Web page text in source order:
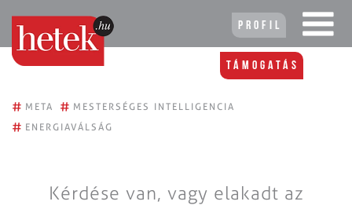
Profil
Támogatás
# META # MESTERSÉGES INTELLIGENCIA
# ENERGIAVÁLSÁG
Kérdése van, vagy elakadt az